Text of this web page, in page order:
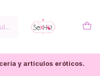
y artículos eróticos.